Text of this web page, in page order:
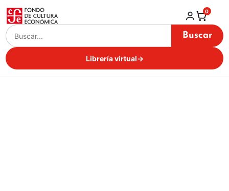
Buscar
Librería virtual→
0